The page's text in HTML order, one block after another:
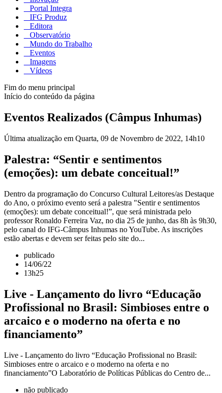
Portal Integra
IFG Produz
Editora
Observatório
Mundo do Trabalho
Eventos
Imagens
Vídeos
Fim do menu principal
Início do conteúdo da página
Eventos Realizados (Câmpus Inhumas)
Última atualização em Quarta, 09 de Novembro de 2022, 14h10
Palestra: “Sentir e sentimentos
(emoções): um debate conceitual!”
Dentro da programação do Concurso Cultural Leitores/as Destaque
do Ano, o próximo evento será a palestra "Sentir e sentimentos
(emoções): um debate conceitual!”, que será ministrada pelo
professor Ronaldo Ferreira Vaz, no dia 25 de junho, das 8h às 9h30,
pelo canal do IFG-Câmpus Inhumas no YouTube. As inscrições
estão abertas e devem ser feitas pelo site do...
publicado
14/06/22
13h25
Live - Lançamento do livro “Educação
Profissional no Brasil: Simbioses entre o
arcaico e o moderno na oferta e no
financiamento”
Live - Lançamento do livro “Educação Profissional no Brasil:
Simbioses entre o arcaico e o moderno na oferta e no
financiamento”O Laboratório de Políticas Públicas do Centro de...
não publicado